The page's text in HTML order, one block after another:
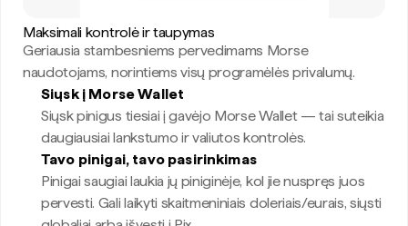
Maksimali kontrolė ir taupymas
Geriausia stambesniems pervedimams Morse
naudotojams, norintiems visų programėlės privalumų.
Siųsk į Morse Wallet
Siųsk pinigus tiesiai į gavėjo Morse Wallet — tai suteikia
daugiausiai lankstumo ir valiutos kontrolės.
Tavo pinigai, tavo pasirinkimas
Pinigai saugiai laukia jų piniginėje, kol jie nuspręs juos
pervesti. Gali laikyti skaitmeniniais doleriais/eurais, siųsti